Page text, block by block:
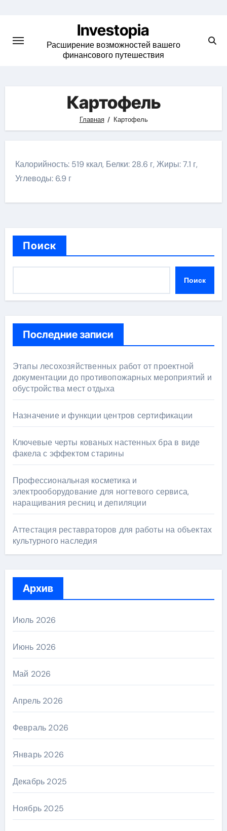
content
Investopia
Расширение возможностей вашего
финансового путешествия
Картофель
Главная Картофель
Калорийность: 519 ккал, Белки: 28.6 г, Жиры: 7.1 г,
Углеводы: 6.9 г
Поиск
Поиск
Последние записи
Этапы лесохозяйственных работ от проектной
документации до противопожарных мероприятий и
обустройства мест отдыха
Назначение и функции центров сертификации
Ключевые черты кованых настенных бра в виде
факела с эффектом старины
Профессиональная косметика и
электрооборудование для ногтевого сервиса,
наращивания ресниц и депиляции
Аттестация реставраторов для работы на объектах
культурного наследия
Архив
Июль 2026
Июнь 2026
Май 2026
Апрель 2026
Февраль 2026
Январь 2026
Декабрь 2025
Ноябрь 2025